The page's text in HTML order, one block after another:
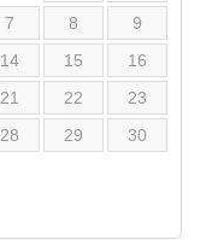
7 8
9
14 15
16
21 22
23
28 29
30